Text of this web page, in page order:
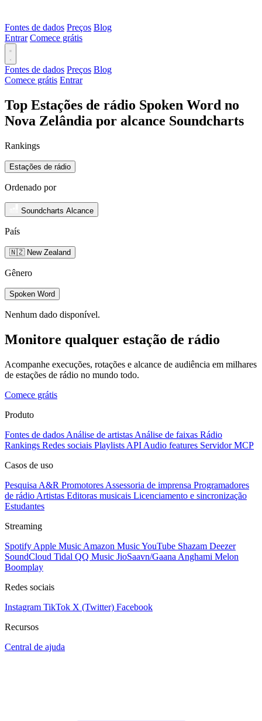
Fontes de dados Preços Blog
Entrar Comece grátis
Fontes de dados Preços Blog
Comece grátis Entrar
Top Estações de rádio Spoken Word no
Nova Zelândia por alcance Soundcharts
Rankings
Estações de rádio
Ordenado por
Soundcharts Alcance
País
🇳🇿 New Zealand
Gênero
Spoken Word
Nenhum dado disponível.
Monitore qualquer estação de rádio
Acompanhe execuções, rotações e alcance de audiência em milhares
de estações de rádio no mundo todo.
Comece grátis
Produto
Fontes de dados Análise de artistas Análise de faixas Rádio
Rankings Redes sociais Playlists API Audio features Servidor MCP
Casos de uso
Pesquisa A&R Promotores Assessoria de imprensa Programadores
de rádio Artistas Editoras musicais Licenciamento e sincronização
Estudantes
Streaming
Spotify Apple Music Amazon MusicYouTube Shazam Deezer
SoundCloud Tidal QQ Music JioSaavn/Gaana Anghami Melon
Boomplay
Redes sociais
Instagram TikTok X (Twitter) Facebook
Recursos
Central de ajuda